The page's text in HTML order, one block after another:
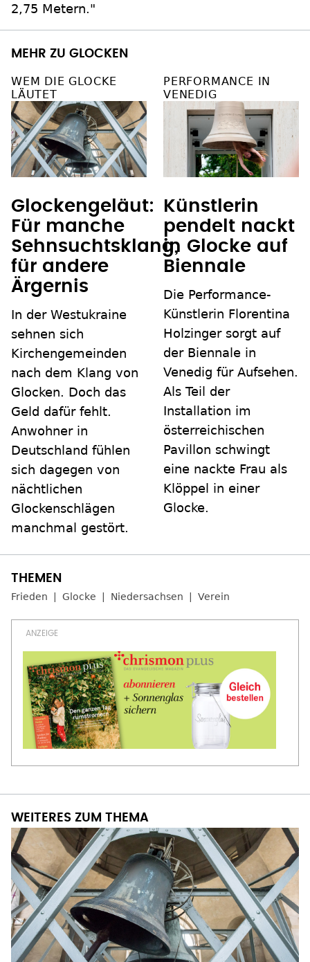
2,75 Metern."
MEHR ZU GLOCKEN
WEM DIE GLOCKE
LÄUTET
Glockengeläut:
Für manche
Sehnsuchtsklang,
für andere
Ärgernis
In der Westukraine
sehnen sich
Kirchengemeinden
nach dem Klang von
Glocken. Doch das
Geld dafür fehlt.
Anwohner in
Deutschland fühlen
sich dagegen von
nächtlichen
Glockenschlägen
manchmal gestört.
PERFORMANCE IN
VENEDIG
Künstlerin
pendelt nackt
in Glocke auf
Biennale
Die Performance-
Künstlerin Florentina
Holzinger sorgt auf
der Biennale in
Venedig für Aufsehen.
Als Teil der
Installation im
österreichischen
Pavillon schwingt
eine nackte Frau als
Klöppel in einer
Glocke.
Frieden Glocke Niedersachsen Verein
WEITERES ZUM THEMA